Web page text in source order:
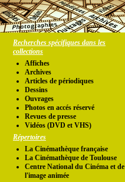
Recherches spécifiques dans les
collections
Affiches
Archives
Articles de périodiques
Dessins
Ouvrages
Photos en accés réservé
Revues de presse
Vidéos (DVD et VHS)
Répertoires
La Cinémathèque française
La Cinémathèque de Toulouse
Centre National du Cinéma et de
l'image animée